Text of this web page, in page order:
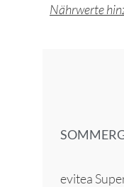
Nährwerte
evitea